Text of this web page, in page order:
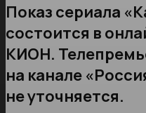
Показ сериала
состоится в
КИОН.
на канале
не уточняется.